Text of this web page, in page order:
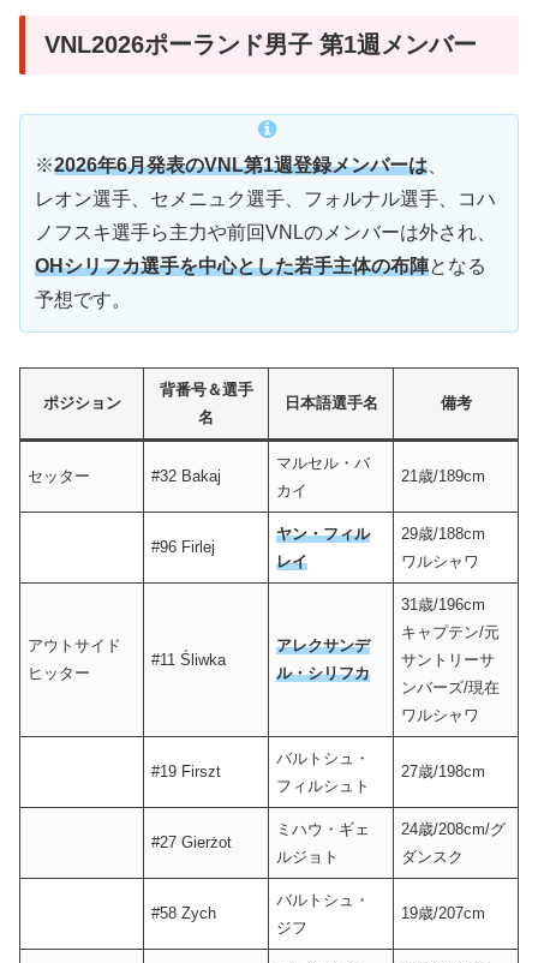
VNL2026ポーランド男子 第1週メンバー
※2026年6月発表のVNL第1週登録メンバーは
レオン選手、セメニュク選手、フォルナル選手、コハ
ノフスキ選手ら主力や前回VNLのメンバーは外され、
OHシリフカ選手を中心とした若手主体の布陣となる
予想です。
ポジション
背番号＆選手
名
日本語選手名 備考
セッター #32 Bakaj
マルセル・バ
カイ
21歳/189cm
#96 Firlej
ヤン・フィル
レイ
29歳/188cm
ワルシャワ
アウトサイド
ヒッター
#11 Śliwka
アレクサンデ
ル・シリフカ
31歳/196cm
キャプテン/元
サントリーサ
ンバーズ/現在
ワルシャワ
#19 Firszt
バルトシュ・
フィルシュト
27歳/198cm
#27 Gierżot
ミハウ・ギェ
ルジョト
24歳/208cm/グ
ダンスク
#58 Zych
バルトシュ・
ジフ
19歳/207cm